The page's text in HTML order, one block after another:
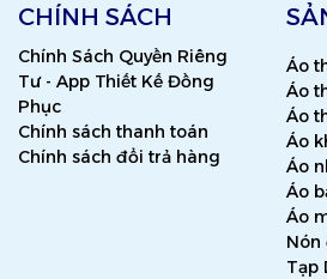
CHÍNH SÁCH
Chính Sách Quyền Riêng
Tư - App Thiết Kế Đồng
Phục
Chính sách thanh toán
Chính sách đổi trả hàng
Áo
Áo
Áo
Áo
Áo
Áo
Áo
Nón
Tạp